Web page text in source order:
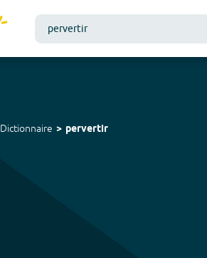
Dictionnaire pervertir